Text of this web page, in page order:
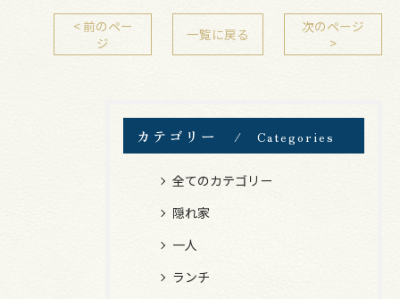
< 前のペー
ジ
一覧に戻る
次のページ
>
カテゴリー Categories
全てのカテゴリー
隠れ家
一人
ランチ